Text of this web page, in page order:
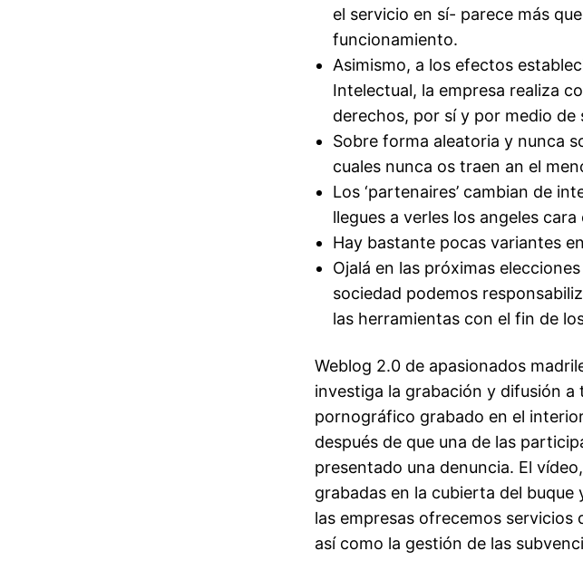
el servicio en sí- parece más
funcionamiento.
Asimismo, a los efectos
Intelectual, la empresa realiza
derechos, por sí y por medio de
Sobre forma aleatoria y nunca
cuales nunca os traen an el
Los ‘partenaires’ cambian de
llegues a verles los angeles
Hay bastante pocas variantes
Ojalá en las próximas
sociedad podemos
las herramientas con el fin de
Weblog 2.0 de apasionados
investiga la grabación y difusión
pornográfico grabado en el interior
después de que una de las
presentado una denuncia. El
grabadas en la cubierta del
las empresas ofrecemos servicios
así como la gestión de las